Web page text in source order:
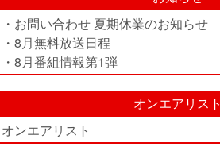
・お問い合わせ 夏期休業のお知らせ
・8月無料放送日程
・8月番組情報第1弾
オンエアリスト
オンエアリスト